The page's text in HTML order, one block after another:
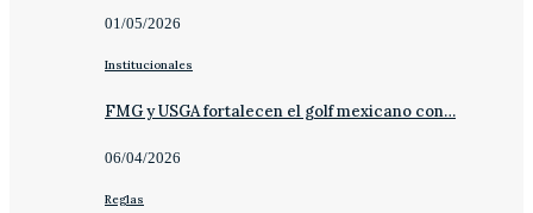
01/05/2026
Institucionales
FMG y USGA fortalecen el golf mexicano con…
06/04/2026
Reglas